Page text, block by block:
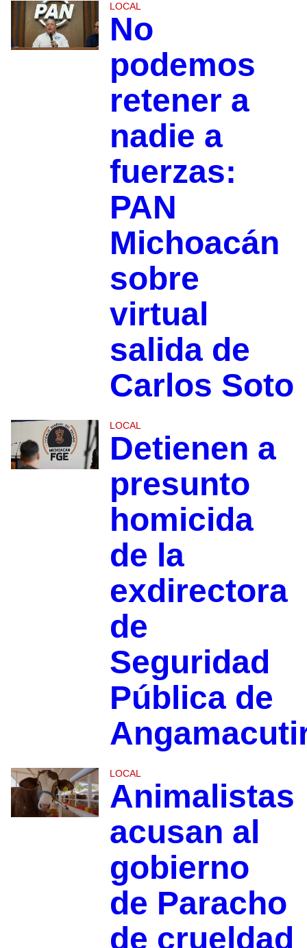
LOCAL
No
podemos
retener a
nadie a
fuerzas:
PAN
Michoacán
sobre
virtual
salida de
Carlos Soto
LOCAL
Detienen a
presunto
homicida
de la
exdirectora
de
Seguridad
Pública de
LOCAL
Animalistas
acusan al
gobierno
de Paracho
de crueldad